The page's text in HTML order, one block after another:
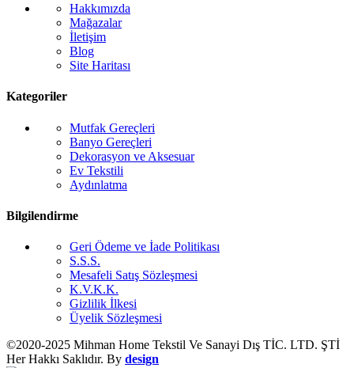
Hakkımızda
Mağazalar
İletişim
Blog
Site Haritası
Kategoriler
Mutfak Gereçleri
Banyo Gereçleri
Dekorasyon ve Aksesuar
Ev Tekstili
Aydınlatma
Bilgilendirme
Geri Ödeme ve İade Politikası
S.S.S.
Mesafeli Satış Sözleşmesi
K.V.K.K.
Gizlilik İlkesi
Üyelik Sözleşmesi
©2020-2025 Mihman Home Tekstil Ve Sanayi Dış TİC. LTD. ŞTİ
Her Hakkı Saklıdır. By design